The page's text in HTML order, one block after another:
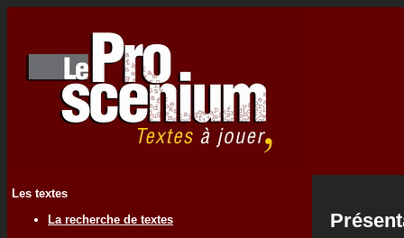
Les textes
La recherche de textes